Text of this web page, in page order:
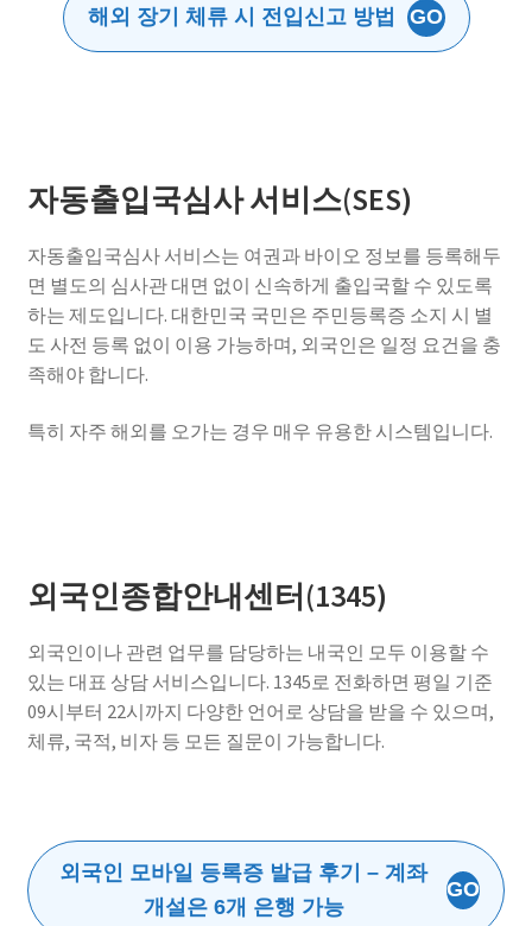
해외 장기 체류 시 전입신고 방법 GO
자동출입국심사 서비스(SES)
자동출입국심사 서비스는 여권과 바이오 정보를 등록해두
면 별도의 심사관 대면 없이 신속하게 출입국할 수 있도록
하는 제도입니다. 대한민국 국민은 주민등록증 소지 시 별
도 사전 등록 없이 이용 가능하며, 외국인은 일정 요건을 충
족해야 합니다.
특히 자주 해외를 오가는 경우 매우 유용한 시스템입니다.
외국인종합안내센터(1345)
외국인이나 관련 업무를 담당하는 내국인 모두 이용할 수
있는 대표 상담 서비스입니다. 1345로 전화하면 평일 기준
09시부터 22시까지 다양한 언어로 상담을 받을 수 있으며,
체류, 국적, 비자 등 모든 질문이 가능합니다.
외국인 모바일 등록증 발급 후기 – 계좌
개설은 6개 은행 가능
GO